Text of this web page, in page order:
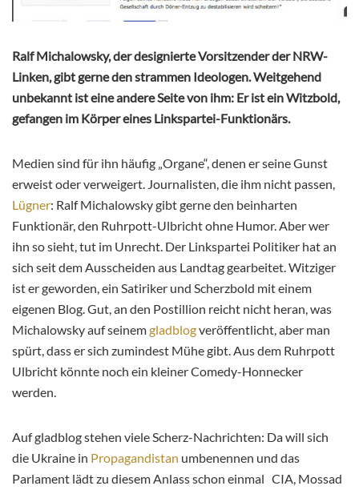
Ralf Michalowsky, der designierte Vorsitzender der NRW-
Linken, gibt gerne den strammen Ideologen. Weitgehend
unbekannt ist eine andere Seite von ihm: Er ist ein Witzbold,
gefangen im Körper eines Linkspartei-Funktionärs.
Medien sind für ihn häufig „Organe“, denen er seine Gunst
erweist oder verweigert. Journalisten, die ihm nicht passen,
Lügner: Ralf Michalowsky gibt gerne den beinharten
Funktionär, den Ruhrpott-Ulbricht ohne Humor. Aber wer
ihn so sieht, tut im Unrecht. Der Linkspartei Politiker hat an
sich seit dem Ausscheiden aus Landtag gearbeitet. Witziger
ist er geworden, ein Satiriker und Scherzbold miteinem
eigenen Blog. Gut, an den Postillion reicht nicht heran, was
Michalowsky auf seinemgladblogveröffentlicht, aber man
spürt, dass er sich zumindest Mühe gibt. Aus dem Ruhrpott
Ulbricht könnte noch ein kleiner Comedy-Honnecker
werden.
Auf gladblog stehen viele Scherz-Nachrichten: Da will sich
die Ukraine in Propagandistan umbenennen und das
Parlament lädt zu diesem Anlass schon einmal CIA, Mossad